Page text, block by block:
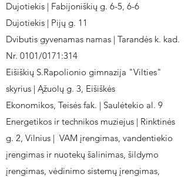
Dujotiekis | Fabijoniškių g. 6-5, 6-6
Dujotiekis | Pijų g. 11
Dvibutis gyvenamas namas | Tarandės k. kad.
Nr. 0101/0171:314
Eišiškių S.Rapolionio gimnazija "Vilties"
skyrius | Ąžuolų g. 3, Eišiškės
Ekonomikos, Teisės fak. | Saulėtekio al. 9
Energetikos ir technikos muziejus | Rinktinės
g. 2, Vilnius | VAM įrengimas, vandentiekio
įrengimas ir nuotekų šalinimas, šildymo
įrengimas, vėdinimo sistemų įrengimas,